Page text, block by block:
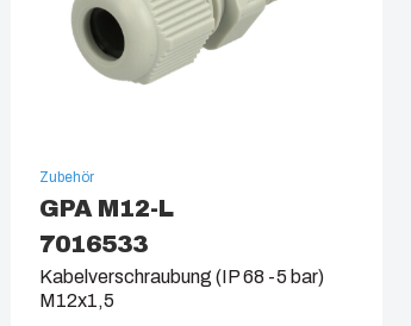
Zubehör
GPA M12-L
7016533
Kabelverschraubung (IP 68 -5 bar)
M12x1,5